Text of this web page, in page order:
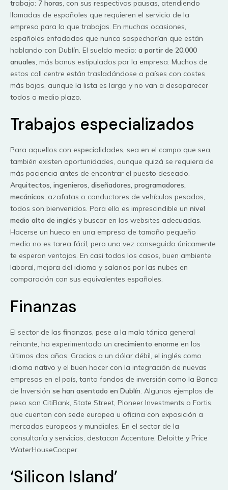
trabajo: 7 horas, con sus respectivas pausas, atendiendo
llamadas de españoles que requieren el servicio de la
empresa para la que trabajas. En muchas ocasiones,
españoles enfadados que nunca sospecharían que están
hablando con Dublín. El sueldo medio: a partir de 20.000
anuales, más bonus estipulados por la empresa. Muchos de
estos call centre están trasladándose a países con costes
más bajos, aunque la lista es larga y no van a desaparecer
todos a medio plazo.
Trabajos especializados
Para aquellos con especialidades, sea en el campo que sea,
también existen oportunidades, aunque quizá se requiera de
más paciencia antes de encontrar el puesto deseado.
Arquitectos, ingenieros, diseñadores, programadores,
mecánicos, azafatas o conductores de vehículos pesados,
todos son bienvenidos. Para ello es imprescindible un nivel
medio alto de inglés y buscar en las websites adecuadas.
Hacerse un hueco en una empresa de tamaño pequeño
medio no es tarea fácil, pero una vez conseguido únicamente
te esperan ventajas. En casi todos los casos, buen ambiente
laboral, mejora del idioma y salarios por las nubes en
comparación con sus equivalentes españoles.
Finanzas
El sector de las finanzas, pese a la mala tónica general
reinante, ha experimentado un crecimiento enorme en los
últimos dos años. Gracias a un dólar débil, el inglés como
idioma nativo y el buen hacer con la integración de nuevas
empresas en el país, tanto fondos de inversión como la Banca
de Inversión se han asentado en Dublín . Algunos ejemplos de
peso son CitiBank, State Street, Pioneer Investments o Fortis,
que cuentan con sede europea u oficina con exposición a
mercados europeos y mundiales. En el sector de la
consultoría y servicios, destacan Accenture, Deloitte y Price
WaterHouseCooper.
‘Silicon Island’